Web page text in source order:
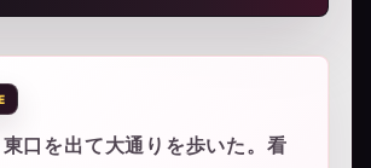
口を出て大通りを歩いた。看